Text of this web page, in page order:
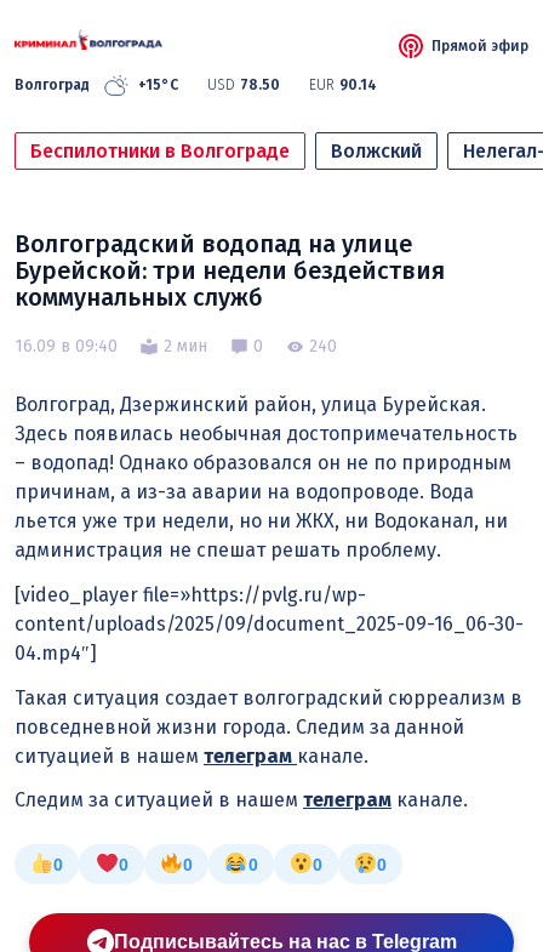
Волгоград +15°C USD 78.50 EUR 90.14
Прямой эфир
Беспилотники в Волгограде Волжский
Волгоградский водопад на улице
Бурейской: три недели бездействия
коммунальных служб
16.09 в 09:40 2 мин 0 240
Волгоград, Дзержинский район, улица Бурейская.
Здесь появилась необычная достопримечательность
– водопад! Однако образовался он не по природным
причинам, а из-за аварии на водопроводе. Вода
льется уже три недели, но ни ЖКХ, ни Водоканал, ни
администрация не спешат решать проблему.
[video_player file=»https://pvlg.ru/wp-
content/uploads/2025/09/document_2025-09-16_06-30-
04.mp4″]
Такая ситуация создает волгоградский сюрреализм в
повседневной жизни города. Следим за данной
ситуацией в нашем телеграм канале.
Следим за ситуацией в нашем телеграм канале.
0 0 0 0 0 0
Подписывайтесь на нас в Telegram